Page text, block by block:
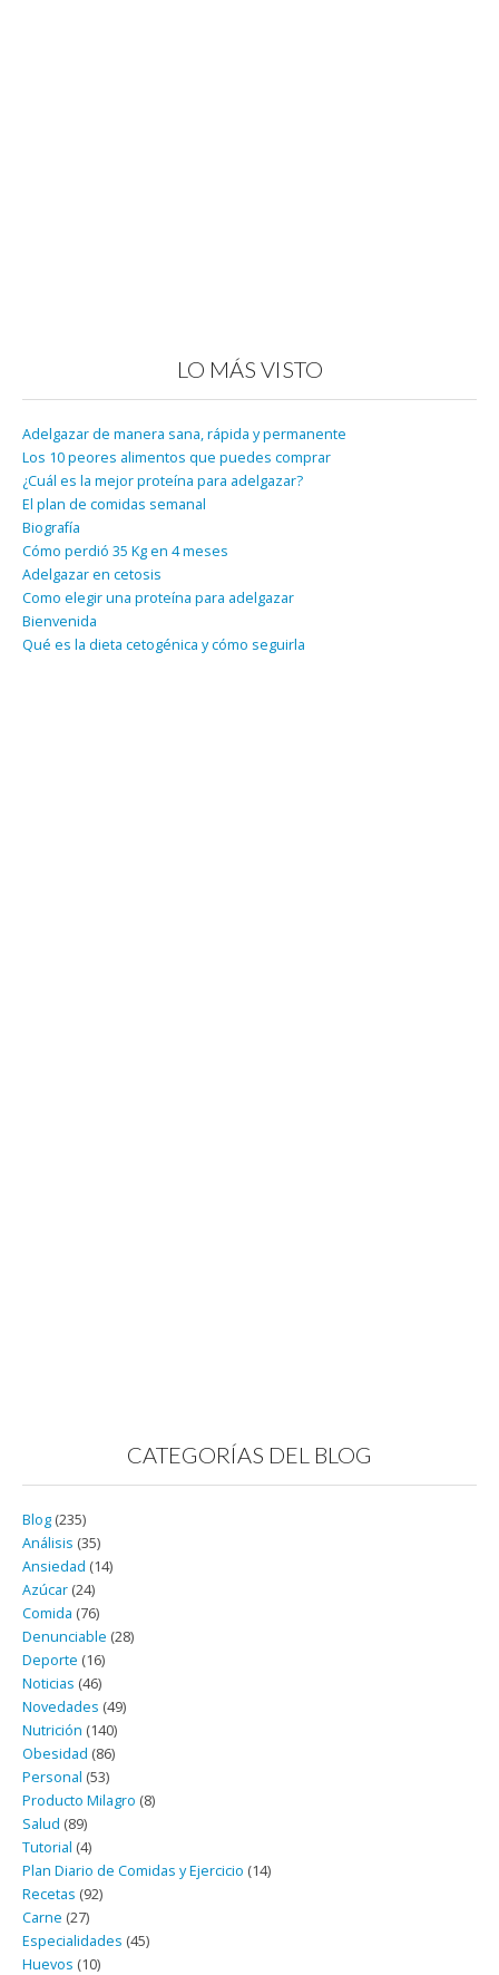
LO MÁS VISTO
Adelgazar de manera sana, rápida y permanente
Los 10 peores alimentos que puedes comprar
¿Cuál es la mejor proteína para adelgazar?
El plan de comidas semanal
Biografía
Cómo perdió 35 Kg en 4 meses
Adelgazar en cetosis
Como elegir una proteína para adelgazar
Bienvenida
Qué es la dieta cetogénica y cómo seguirla
CATEGORÍAS DEL BLOG
Blog (235)
Análisis (35)
Ansiedad (14)
Azúcar (24)
Comida (76)
Denunciable (28)
Deporte (16)
Noticias (46)
Novedades (49)
Nutrición (140)
Obesidad (86)
Personal (53)
Producto Milagro (8)
Salud (89)
Tutorial (4)
Plan Diario de Comidas y Ejercicio (14)
Recetas (92)
Carne (27)
Especialidades (45)
Huevos (10)